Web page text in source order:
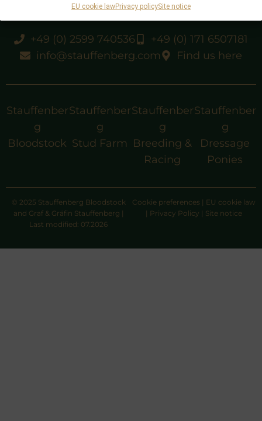
EU cookie lawPrivacy policySite notice
+49 (0) 2599 740536
+49 (0) 171 6507181
info@stauffenberg.com
Find us here
Stauffenber
g
Bloodstock
Stauffenber
g
Stud Farm
Stauffenber
g
Breeding &
Racing
Stauffenber
g
Dressage
Ponies
© 2025 Stauffenberg Bloodstock
and Graf & Gräfin Stauffenberg |
Last modified: 07.2026
Cookie preferences | EU cookie law
| Privacy Policy | Site notice